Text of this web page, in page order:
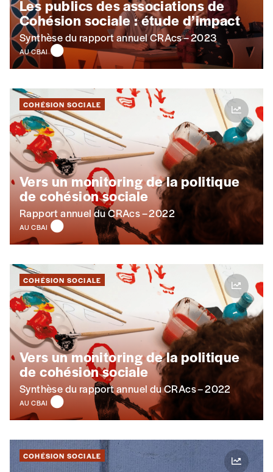
J’offre le(s) numéro(s)
Prénom*
Nom*
Organisation
TVA
Téléphone
E-mail*
Rue
Code postal
Les publics des associations de
Cohésion sociale : étude d’impact
Synthèse du rapport annuel CRAcs – 2023
AU CBAI
COHÉSION SOCIALE
Vers un monitoring de la politique
de cohésion sociale
Rapport annuel du CRAcs – 2022
AU CBAI
COHÉSION SOCIALE
Vers un monitoring de la politique
de cohésion sociale
Synthèse du rapport annuel du CRAcs – 2022
AU CBAI
COHÉSION SOCIALE